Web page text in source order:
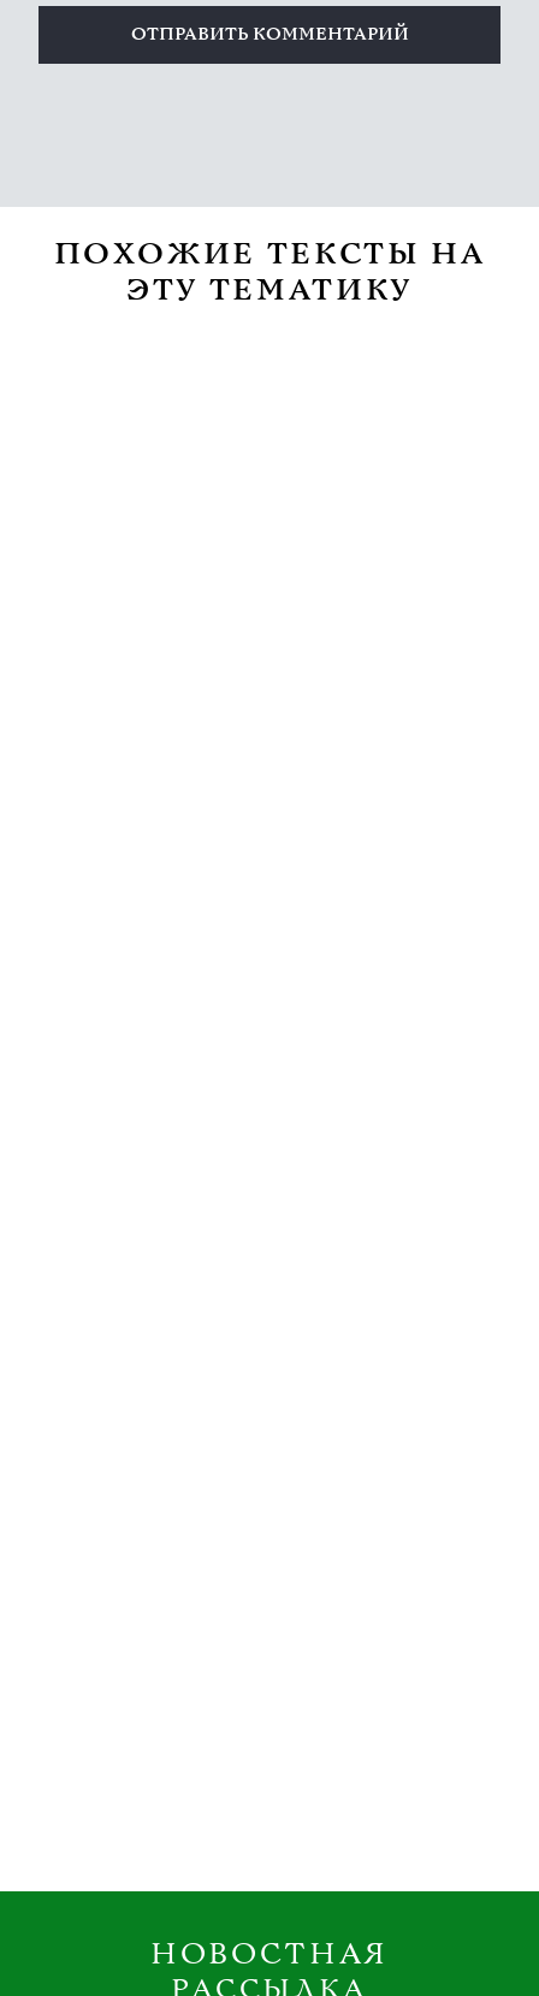
ПОХОЖИЕ ТЕКСТЫ НА
ЭТУ ТЕМАТИКУ
НОВОСТНАЯ